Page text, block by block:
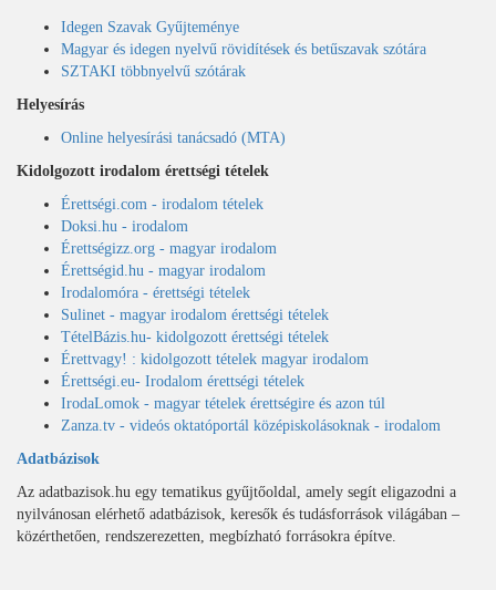
Idegen Szavak Gyűjteménye
Magyar és idegen nyelvű rövidítések és betűszavak szótára
SZTAKI többnyelvű szótárak
Helyesírás
Online helyesírási tanácsadó (MTA)
Kidolgozott irodalom érettségi tételek
Érettségi.com - irodalom tételek
Doksi.hu - irodalom
Érettségizz.org - magyar irodalom
Érettségid.hu - magyar irodalom
Irodalomóra - érettségi tételek
Sulinet - magyar irodalom érettségi tételek
TételBázis.hu- kidolgozott érettségi tételek
Érettvagy! : kidolgozott tételek magyar irodalom
Érettségi.eu- Irodalom érettségi tételek
IrodaLomok - magyar tételek érettségire és azon túl
Zanza.tv - videós oktatóportál középiskolásoknak - irodalom
Adatbázisok
Az adatbazisok.hu egy tematikus gyűjtőoldal, amely segít eligazodni a
nyilvánosan elérhető adatbázisok, keresők és tudásforrások világában –
közérthetően, rendszerezetten, megbízható forrásokra építve.